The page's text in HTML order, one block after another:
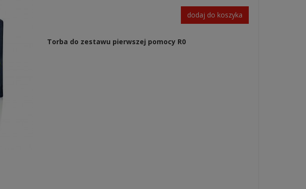
dodaj do koszyka
Torba do zestawu pierwszej pomocy R0